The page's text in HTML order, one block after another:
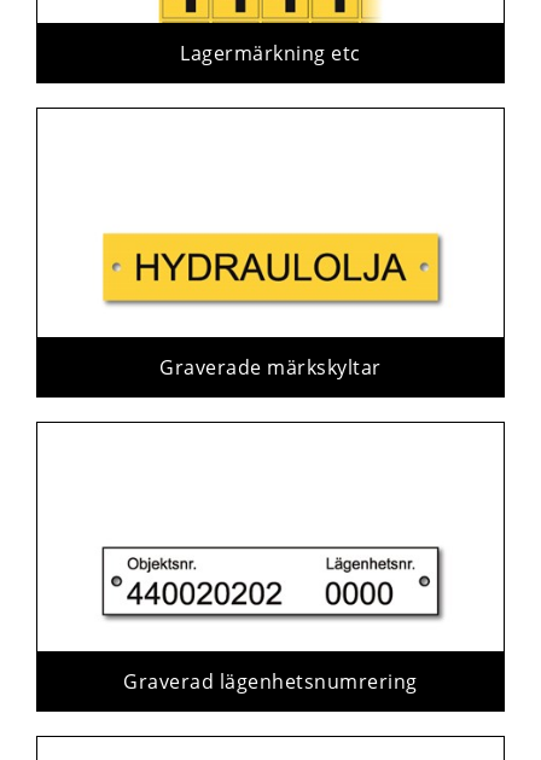
Lagermärkning etc
Graverade märkskyltar
Graverad lägenhetsnumrering